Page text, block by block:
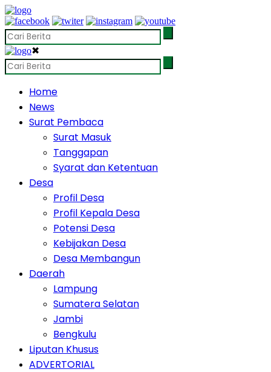
✖
Home
News
Surat Pembaca
Surat Masuk
Tanggapan
Syarat dan Ketentuan
Desa
Profil Desa
Profil Kepala Desa
Potensi Desa
Kebijakan Desa
Desa Membangun
Daerah
Lampung
Sumatera Selatan
Jambi
Bengkulu
Liputan Khusus
ADVERTORIAL